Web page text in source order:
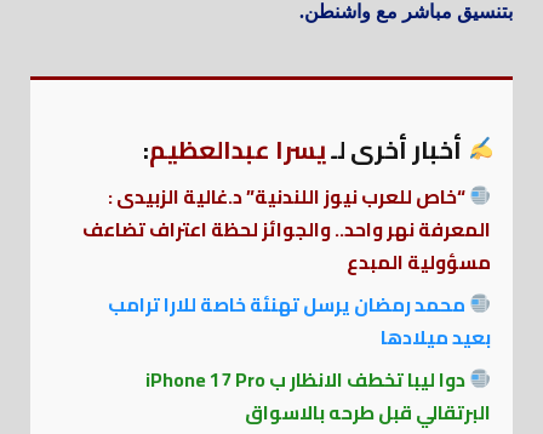
بتنسيق مباشر مع واشنطن.
أخبار أخرى لـيسرا عبدالعظيم:
“خاص للعرب نيوز اللندنية” د.غالية الزبيدى :
المعرفة نهر واحد.. والجوائز لحظة اعتراف تضاعف
مسؤولية المبدع
محمد رمضان يرسل تهنئة خاصة للارا ترامب
بعيد ميلادها
دوا ليبا تخطف الانظار ب iPhone 17 Pro
البرتقالي قبل طرحه بالاسواق